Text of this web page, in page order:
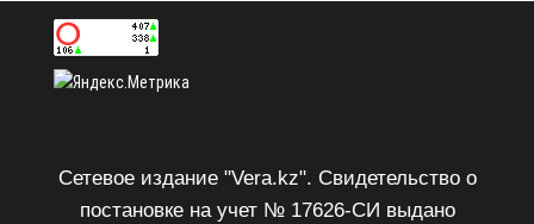
Сетевое издание "Vera.kz". Свидетельство о
постановке на учет № 17626-СИ выдано